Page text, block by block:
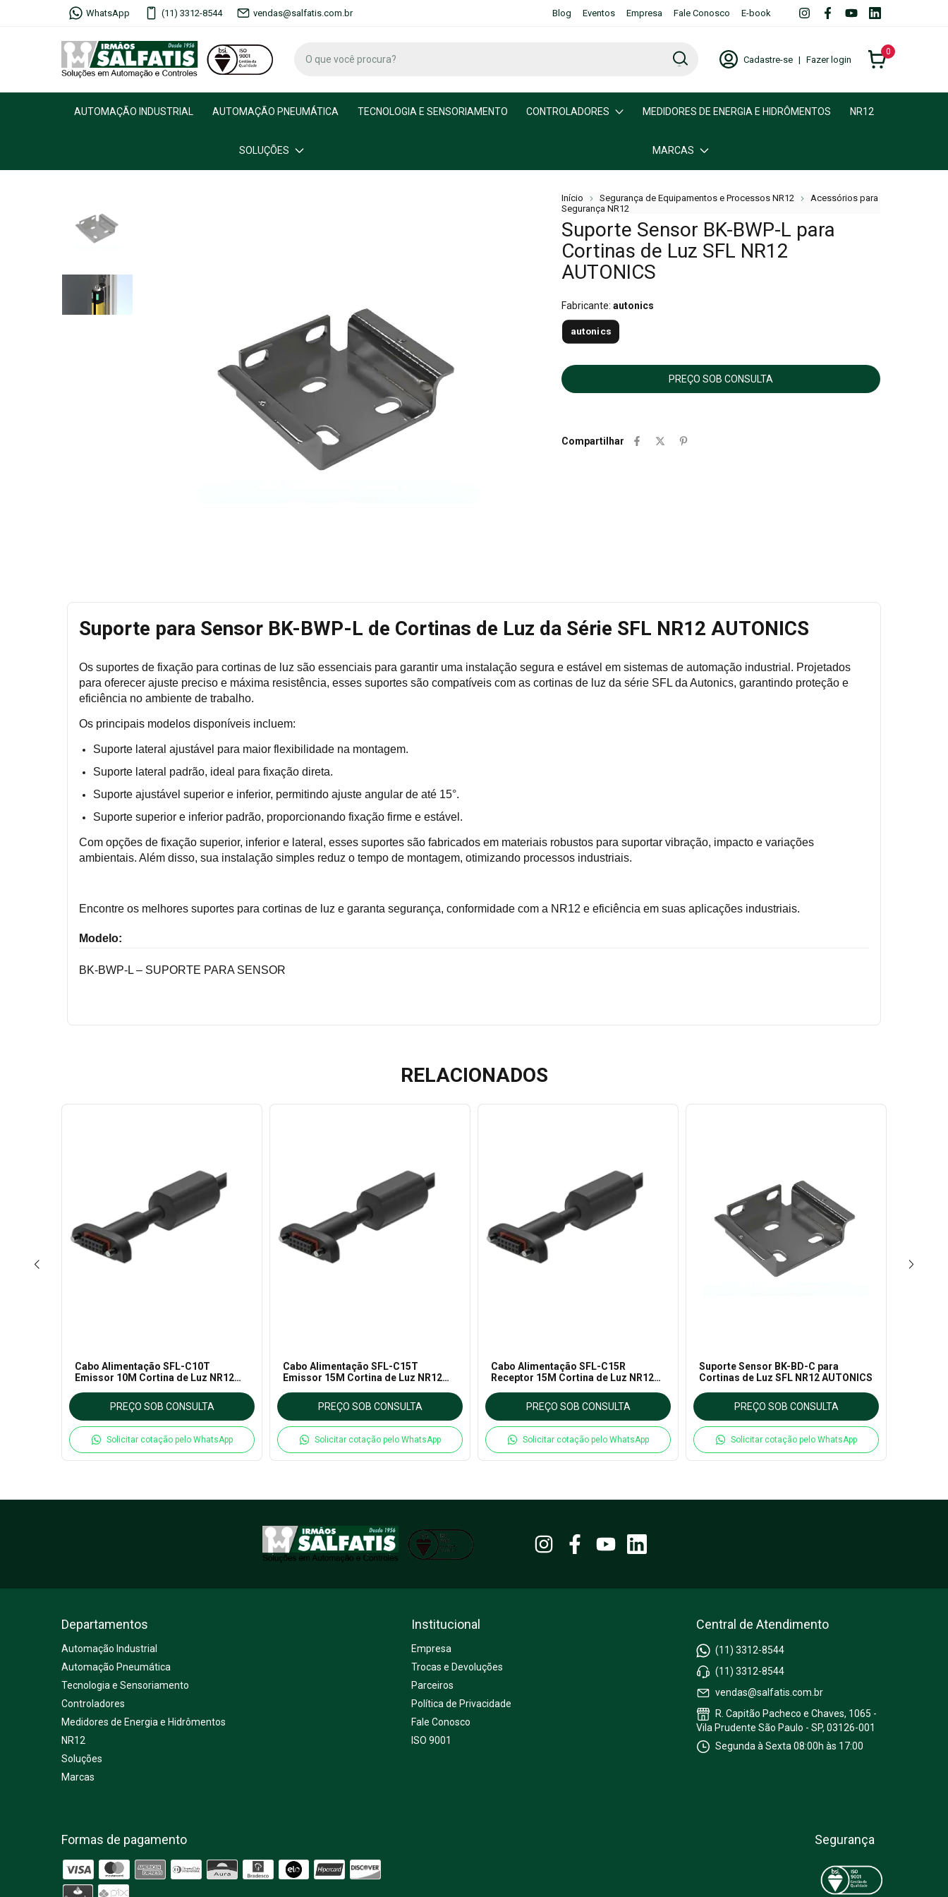
WhatsApp (11) 3312-8544 vendas@salfatis.com.br Blog Eventos Empresa Fale Conosco E-book
Cadastre-se | Fazer login
0
AUTOMAÇÃO INDUSTRIAL AUTOMAÇÃO PNEUMÁTICA TECNOLOGIA E SENSORIAMENTO CONTROLADORES MEDIDORES DE ENERGIA E HIDRÔMENTOS NR12
SOLUÇÕES MARCAS
Início Segurança de Equipamentos e Processos NR12
Acessórios para
Segurança NR12
Suporte Sensor BK-BWP-L para
Cortinas de Luz SFL NR12
AUTONICS
Fabricante: autonics
autonics
Compartilhar
Suporte para Sensor BK-BWP-L de Cortinas de Luz da Série SFL NR12 AUTONICS
Os suportes de fixação para cortinas de luz são essenciais para garantir uma instalação segura e estável em sistemas de automação industrial. Projetados
para oferecer ajuste preciso e máxima resistência, esses suportes são compatíveis com as cortinas de luz da série SFL da Autonics, garantindo proteção e
eficiência no ambiente de trabalho.
Os principais modelos disponíveis incluem:
Suporte lateral ajustável para maior flexibilidade na montagem.
Suporte lateral padrão, ideal para fixação direta.
Suporte ajustável superior e inferior, permitindo ajuste angular de até 15°.
Suporte superior e inferior padrão, proporcionando fixação firme e estável.
Com opções de fixação superior, inferior e lateral, esses suportes são fabricados em materiais robustos para suportar vibração, impacto e variações
ambientais. Além disso, sua instalação simples reduz o tempo de montagem, otimizando processos industriais.
Encontre os melhores suportes para cortinas de luz e garanta segurança, conformidade com a NR12 e eficiência em suas aplicações industriais.
Modelo:
BK-BWP-L – SUPORTE PARA SENSOR
RELACIONADOS
Cabo Alimentação SFL-C10T
Emissor 10M Cortina de Luz NR12
PREÇO SOB CONSULTA
Solicitar cotação pelo WhatsApp
Cabo Alimentação SFL-C15T
Emissor 15M Cortina de Luz NR12
PREÇO SOB CONSULTA
Solicitar cotação pelo WhatsApp
Cabo Alimentação SFL-C15R
Receptor 15M Cortina de Luz NR12
PREÇO SOB CONSULTA
Solicitar cotação pelo WhatsApp
Suporte Sensor BK-BD-C para
Cortinas de Luz SFL NR12 AUTONICS
PREÇO SOB CONSULTA
Solicitar cotação pelo WhatsApp
Departamentos
Automação Industrial
Automação Pneumática
Tecnologia e Sensoriamento
Controladores
Medidores de Energia e Hidrômentos
NR12
Soluções
Marcas
Institucional
Empresa
Trocas e Devoluções
Parceiros
Política de Privacidade
Fale Conosco
ISO 9001
Central de Atendimento
(11) 3312-8544
(11) 3312-8544
vendas@salfatis.com.br
R. Capitão Pacheco e Chaves, 1065 -
Vila Prudente São Paulo - SP, 03126-001
Segunda à Sexta 08:00h às 17:00
Formas de pagamento Segurança